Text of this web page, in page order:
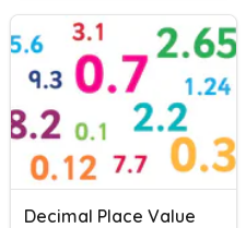
Decimal Place Value